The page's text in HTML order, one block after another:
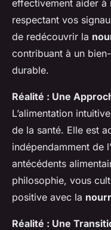
effectivement aider à
respectant vos
de redécouvrir la
contribuant à un
durable.
Réalité : Une
L’alimentation
de la santé. Elle est
indépendamment de
antécédents
philosophie, vous
positive avec la
Réalité : Une